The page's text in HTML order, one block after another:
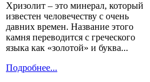
Хризолит – это минерал, который
известен человечеству с очень
давних времен. Название этого
камня переводится с греческого
языка как «золотой» и буква...
Подробнее...